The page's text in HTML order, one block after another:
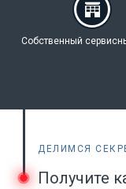
Собственный
ДЕЛИМСЯ
Получите